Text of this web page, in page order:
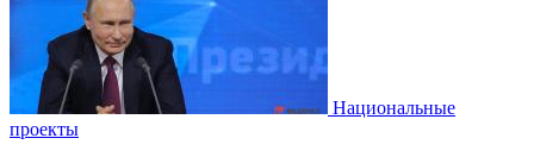
Национальные
проекты